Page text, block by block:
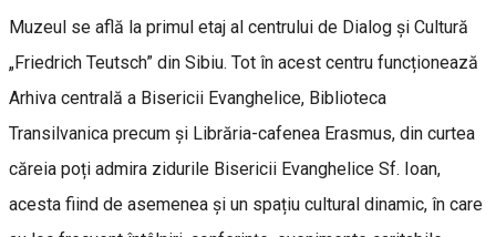
Muzeul se află la primul etaj al centrului de Dialog și Cultură
„Friedrich Teutsch” din Sibiu. Tot în acest centru funcționează
Arhiva centrală a Bisericii Evanghelice, Biblioteca
Transilvanica precum și Librăria-cafenea Erasmus, din curtea
căreia poți admira zidurile Bisericii Evanghelice Sf. Ioan,
acesta fiind de asemenea și un spațiu cultural dinamic, în care